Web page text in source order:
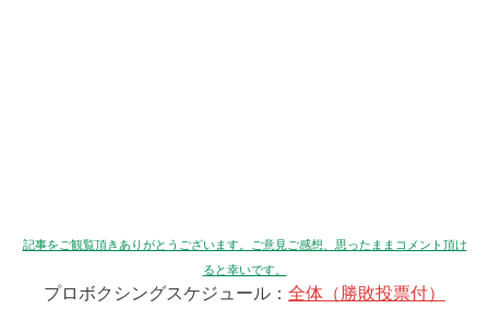
記事をご観覧頂きありがとうございます。ご意見ご感想、思ったままコメント頂け
ると幸いです。
プロボクシングスケジュール： 全体（勝敗投票付）